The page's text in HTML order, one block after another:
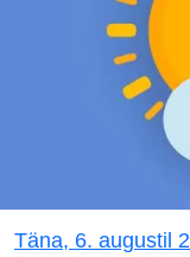
Täna, 6. augustil